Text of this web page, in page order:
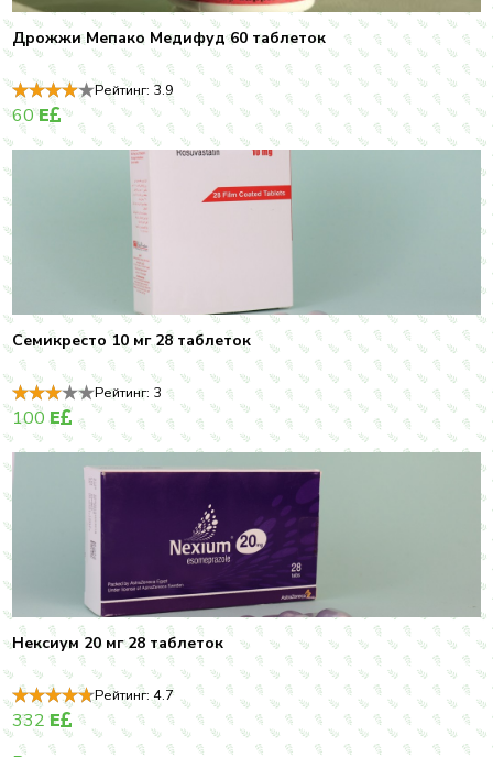
Дрожжи Мепако Медифуд 60 таблеток
Рейтинг: 3.9
60E
Семикресто 10 мг 28 таблеток
Рейтинг: 3
100E
Нексиум 20 мг 28 таблеток
Рейтинг:4.7
332E